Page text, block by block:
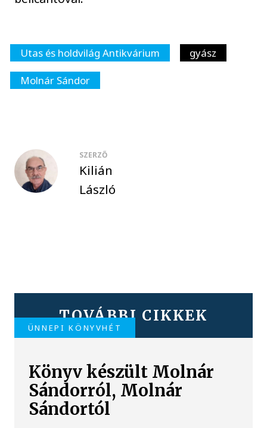
Utas és holdvilág Antikvárium
gyász
Molnár Sándor
SZERZŐ
Kilián
László
TOVÁBBI CIKKEK
ÜNNEPI KÖNYVHÉT
Könyv készült Molnár
Sándorról, Molnár
Sándortól